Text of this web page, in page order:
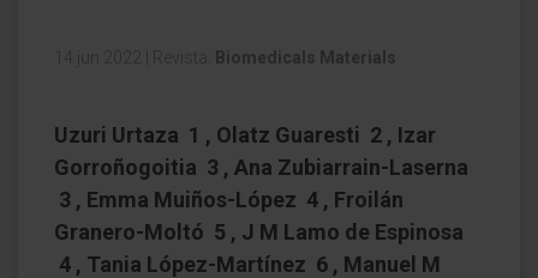
14 jun 2022 Revista: Biomedicals Materials
Uzuri Urtaza 1 , Olatz Guaresti 2 , Izar
Gorroñogoitia 3 , Ana Zubiarrain-Laserna
3 , Emma Muiños-López 4 , Froilán
Granero-Moltó 5 , J M Lamo de Espinosa
4 , Tania López-Martínez 6 , Manuel M